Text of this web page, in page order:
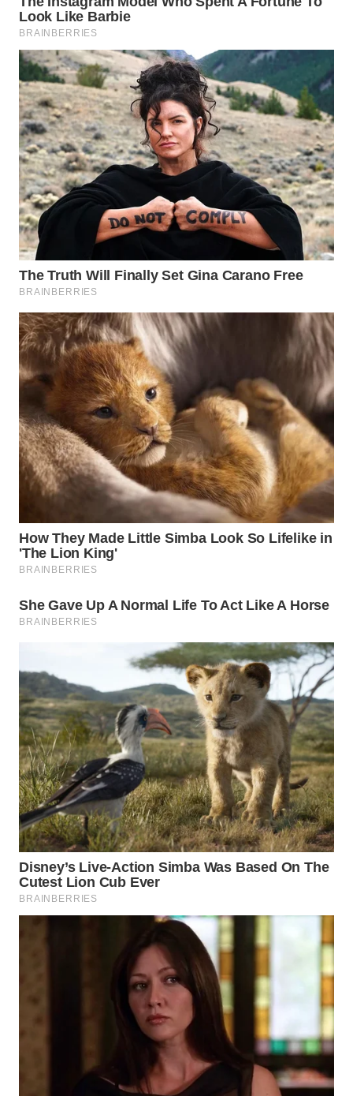
WN
WN
BOGOR
WN
DEPOK
WN
TAPANULI
WN
SAMOSIR
WN
PADANG
LAWAS
WN
SUMEDANG
WN
CIANJUR
WN
KEPULAUAN
SERIBU
WN
TANGERANG
BINJAI
WN
CIREBON
WN
INDRAMAYU
WN
KUNINGAN
WN
SUKABUMI